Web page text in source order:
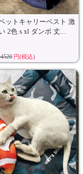
ットキャリーベスト 激
2色 s xl ダンボ 丈...
円(税込)